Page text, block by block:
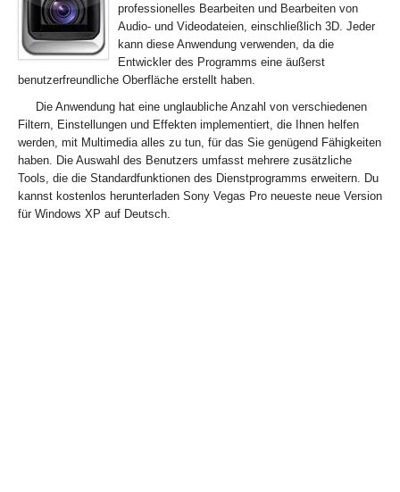
professionelles Bearbeiten und Bearbeiten von
Audio- und Videodateien, einschließlich 3D. Jeder
kann diese Anwendung verwenden, da die
Entwickler des Programms eine äußerst
benutzerfreundliche Oberfläche erstellt haben.
Die Anwendung hat eine unglaubliche Anzahl von verschiedenen
Filtern, Einstellungen und Effekten implementiert, die Ihnen helfen
werden, mit Multimedia alles zu tun, für das Sie genügend Fähigkeiten
haben. Die Auswahl des Benutzers umfasst mehrere zusätzliche
Tools, die die Standardfunktionen des Dienstprogramms erweitern. Du
kannst kostenlos herunterladen Sony Vegas Pro neueste neue Version
für Windows XP auf Deutsch.